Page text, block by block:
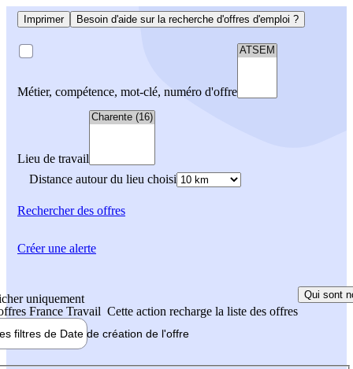
Imprimer Besoin d'aide sur la recherche d'offres d'emploi ?
Métier, compétence, mot-clé, numéro d'offre
Lieu de travail
Distance autour du lieu choisi
Rechercherdes offres
uniquement
France Travail Cette action recharge la liste des offres
Qui sont
filtres de Date de création de l'offre
Créer une alerte